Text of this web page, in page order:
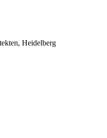
Heidelberg